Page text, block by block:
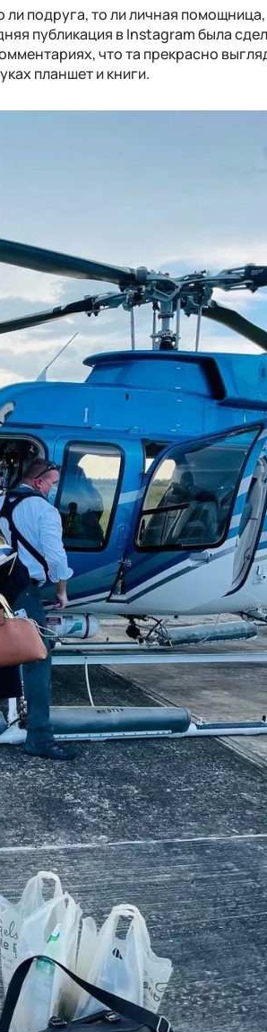
подруга, то ли личная помощница,
публикация в Instagram была
что та прекрасно
планшет и книги.